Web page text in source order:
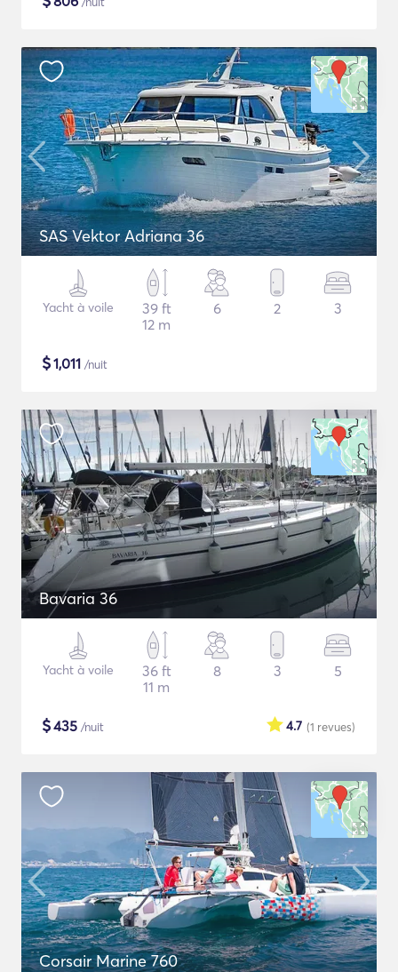
SAS Vektor Adriana 36
Yacht à voile
39 ft
12 m
6 2 3
$1,011 /nuit
Bavaria 36
Yacht à voile
36 ft
11 m
8 3 5
$435 /nuit (1 revues)
4.7
Corsair Marine 760